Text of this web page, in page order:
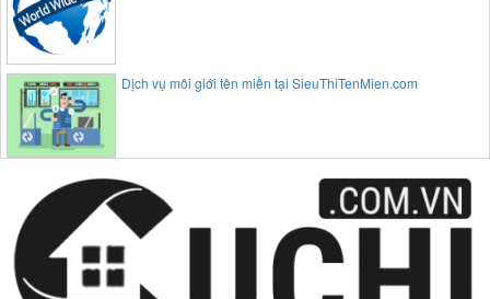
Dịch vụ môi giới tên miền tại SieuThiTenMien.com